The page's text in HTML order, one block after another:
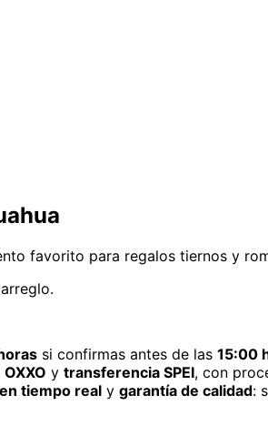
favorito para regalos tiernos y
si confirmas antes de las 15:00
OXXO y transferencia SPEI, con
tiempo real y garantía de calidad: